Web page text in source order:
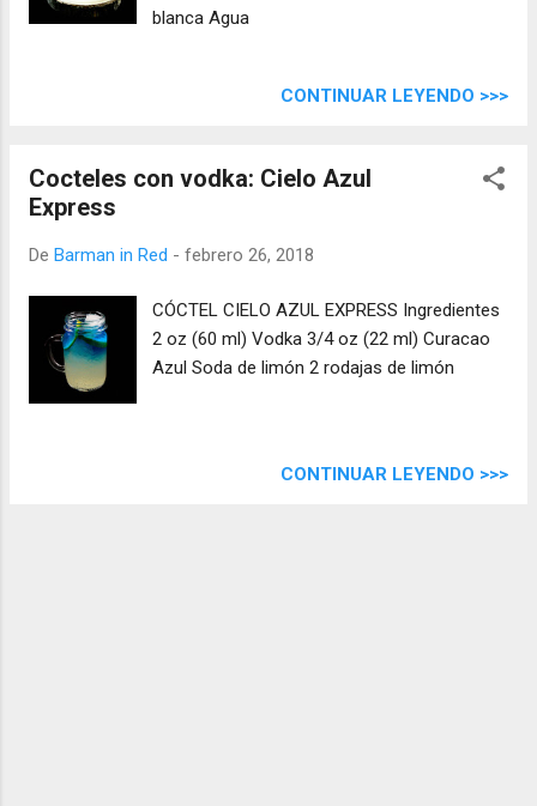
blanca Agua
CONTINUAR LEYENDO >>>
Cocteles con vodka: Cielo Azul
Express
De Barman in Red - febrero 26, 2018
CÓCTEL CIELO AZUL EXPRESS Ingredientes
2 oz (60 ml) Vodka 3/4 oz (22 ml) Curacao
Azul Soda de limón 2 rodajas de limón
CONTINUAR LEYENDO >>>